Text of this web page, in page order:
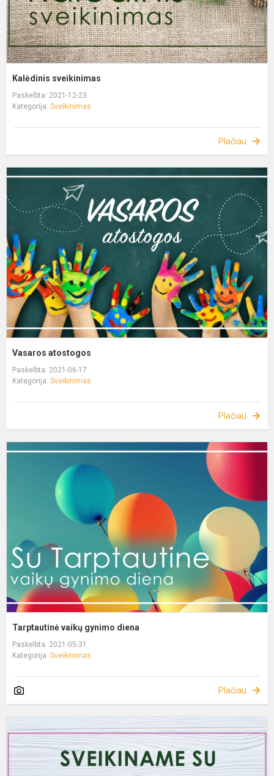
Kalėdinis sveikinimas
Paskelbta: 2021-12-23
Kategorija: Sveikinimas
Plačiau
Vasaros atostogos
Paskelbta: 2021-06-17
Kategorija: Sveikinimas
Plačiau
Tarptautinė vaikų gynimo diena
Paskelbta: 2021-05-31
Kategorija: Sveikinimas
Plačiau